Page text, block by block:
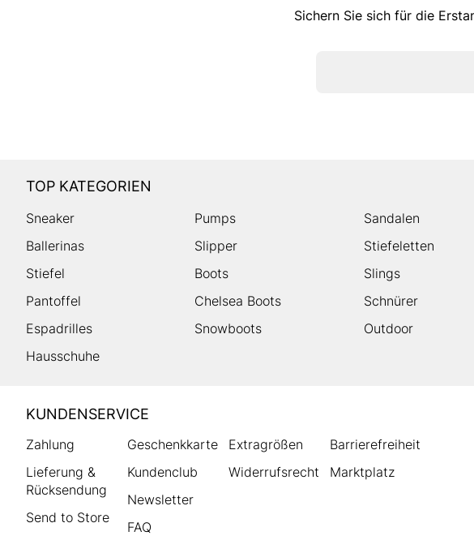
Sichern Sie sich für die
TOP KATEGORIEN
Sneaker Pumps
Sandalen
Ballerinas
Slipper
Stiefeletten
Stiefel
Boots
Slings
Pantoffel
Chelsea Boots
Schnürer
Espadrilles
Snowboots
Outdoor
Hausschuhe
HUMANIC
Footer
KUNDENSERVICE
Zahlung
Lieferung &
Rücksendung
Send to Store
Geschenkkarte
Kundenclub
Newsletter
FAQ
Extragrößen
Widerrufsrecht
Barrierefreiheit
Marktplatz